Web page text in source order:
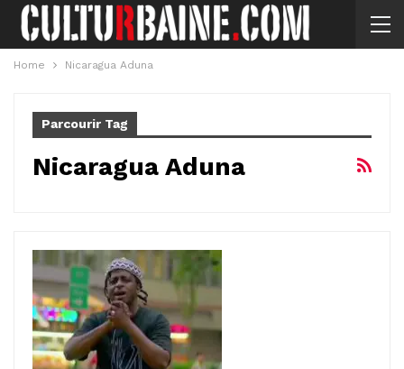
Home Nicaragua Aduna
Parcourir Tag
Nicaragua Aduna